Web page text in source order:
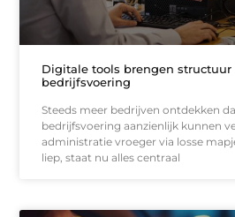
Digitale tools brengen structuur
bedrijfsvoering
Steeds meer bedrijven ontdekken
bedrijfsvoering aanzienlijk kunnen
administratie vroeger via losse
liep, staat nu alles centraal